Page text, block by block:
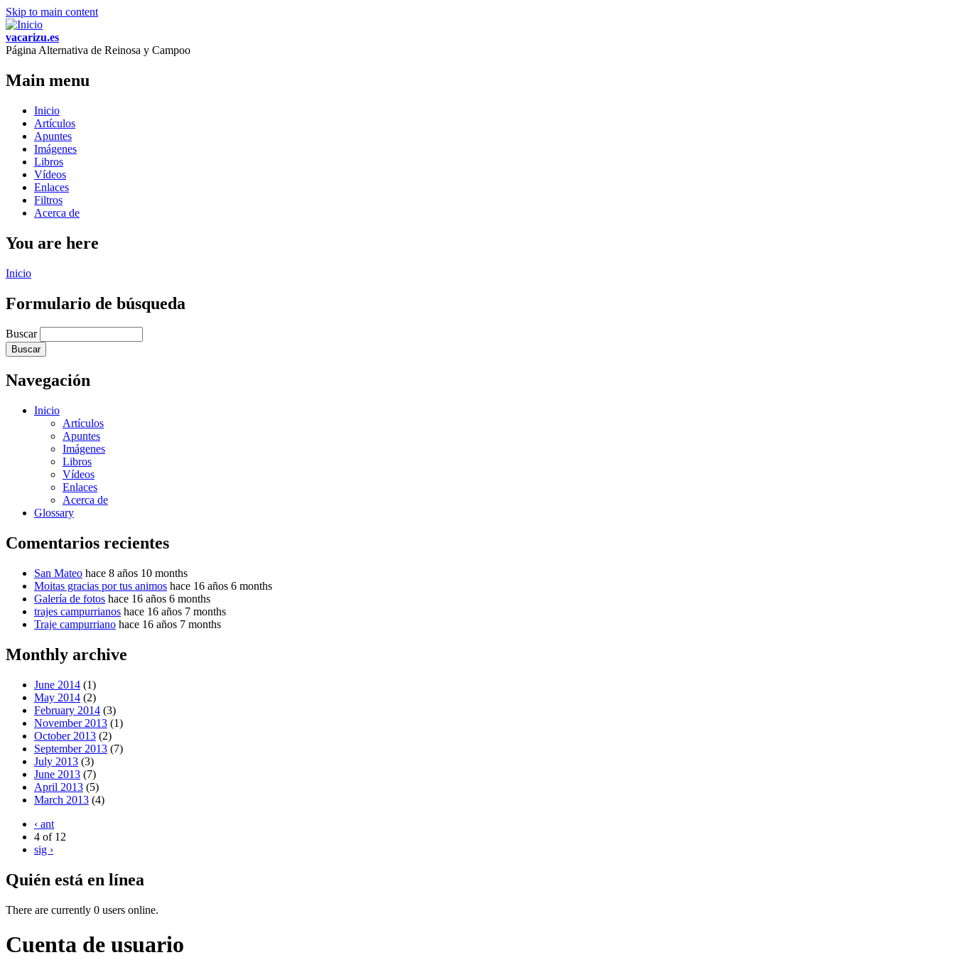
Skip to main content
vacarizu.es
Página Alternativa de Reinosa y Campoo
Main menu
Inicio
Artículos
Apuntes
Imágenes
Libros
Vídeos
Enlaces
Filtros
Acerca de
You are here
Inicio
Formulario de búsqueda
Buscar
Navegación
Inicio
Artículos
Apuntes
Imágenes
Libros
Vídeos
Enlaces
Acerca de
Glossary
Comentarios recientes
San Mateo hace 8 años 10 months
Moitas gracias por tus animos hace 16 años 6 months
Galería de fotos hace 16 años 6 months
trajes campurrianos hace 16 años 7 months
Traje campurriano hace 16 años 7 months
Monthly archive
June 2014 (1)
May 2014 (2)
February 2014 (3)
November 2013 (1)
October 2013 (2)
September 2013 (7)
July 2013 (3)
June 2013 (7)
April 2013 (5)
March 2013 (4)
‹ ant
4 of 12
sig ›
Quién está en línea
There are currently 0 users online.
Cuenta de usuario